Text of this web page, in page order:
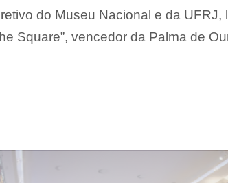
do Museu Nacional e da UFRJ,
Square”, vencedor da Palma de